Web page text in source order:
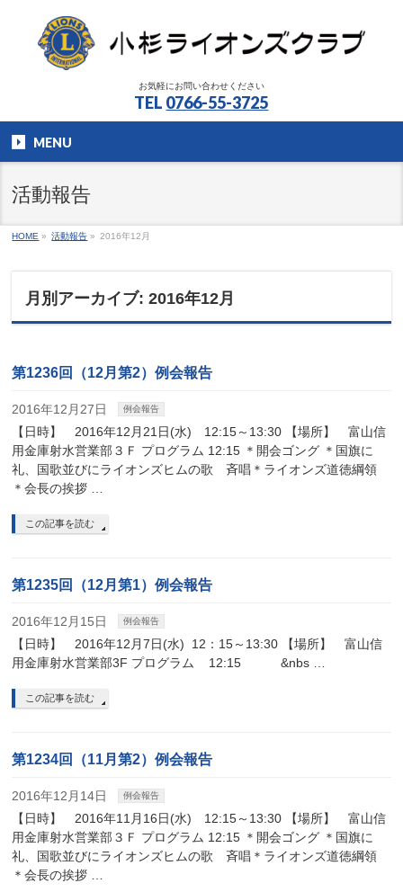
お気軽にお問い合わせください
TEL 0766-55-3725
MENU
活動報告
HOME » 活動報告 » 2016年12月
月別アーカイブ: 2016年12月
第1236回（12月第2）例会報告
2016年12月27日 例会報告
【日時】 2016年12月21日(水) 12:15～13:30 【場所】 富山信
用金庫射水営業部３Ｆ プログラム 12:15 ＊開会ゴング ＊国旗に
礼、国歌並びにライオンズヒムの歌 斉唱＊ライオンズ道徳綱領
＊会長の挨拶 …
この記事を読む
第1235回（12月第1）例会報告
2016年12月15日 例会報告
【日時】 2016年12月7日(水) 12：15～13:30 【場所】 富山信
用金庫射水営業部3F プログラム 12:15 &nbs …
この記事を読む
第1234回（11月第2）例会報告
2016年12月14日 例会報告
【日時】 2016年11月16日(水) 12:15～13:30 【場所】 富山信
用金庫射水営業部３Ｆ プログラム 12:15 ＊開会ゴング ＊国旗に
礼、国歌並びにライオンズヒムの歌 斉唱＊ライオンズ道徳綱領
＊会長の挨拶 …